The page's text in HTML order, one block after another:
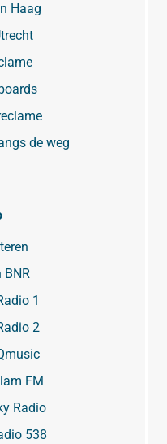
Haag
de weg
BNR
1
2
FM
Radio
538